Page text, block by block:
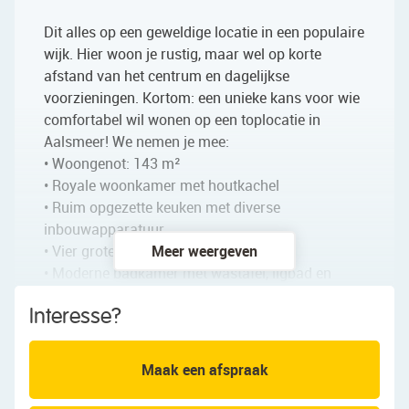
Dit alles op een geweldige locatie in een populaire
wijk. Hier woon je rustig, maar wel op korte
afstand van het centrum en dagelijkse
voorzieningen. Kortom: een unieke kans voor wie
comfortabel wil wonen op een toplocatie in
Aalsmeer! We nemen je mee:
• Woongenot: 143 m²
• Royale woonkamer met houtkachel
• Ruim opgezette keuken met diverse
inbouwapparatuur
• Vier grote slaapkamers
• Moderne badkamer met wastafel, ligbad en
• Separaat toilet op de eerste verdieping
• Airconditioning (3x) en Zonnepanelen (14x)
• Dakkapel aan de voorzijde
• Diepe, onderhoudsvriendelijke tuin met veel
privacy (ZUIDWEST)
Meer weergeven
Interesse?
Maak een afspraak